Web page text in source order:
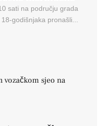
sati na području grada
godišnjaka pronašli...